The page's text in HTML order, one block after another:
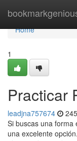
Home
Home
1
Practicar
leadjna757674
Si buscas una forma
una excelente